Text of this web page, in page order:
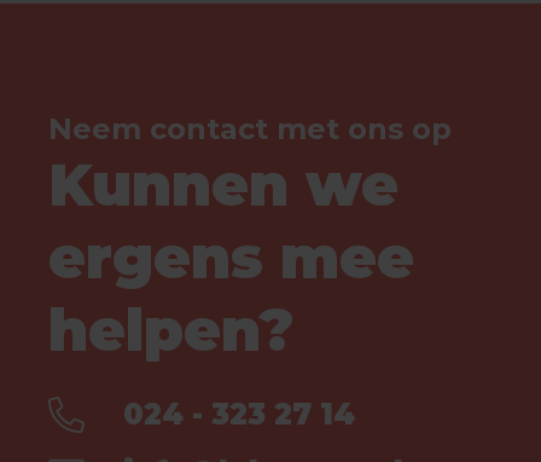
Neem contact met ons op
Kunnen we
ergens mee
helpen?
024 - 323 27 14